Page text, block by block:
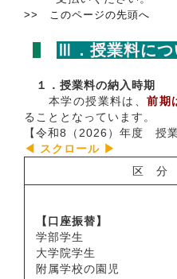
>> このページの先頭へ
Ⅲ．授業料につ
１．授業料の納入時期
本学の授業料は、前期
ることとなっています。
【令和8（2026）年度 授
区 分
【口座振替】
学部学生
大学院学生
附属学校の園児